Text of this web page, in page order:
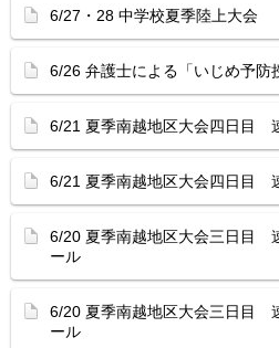
6/27・28 中学校夏季陸上大会
6/26 弁護士による「いじめ予防
6/21 夏季南越地区大会四日目
6/21 夏季南越地区大会四日目
6/20 夏季南越地区大会三日目
ール
6/20 夏季南越地区大会三日目
ール